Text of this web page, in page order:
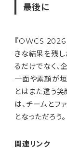
最後に
『OWCS
きな結果を残
るだけでなく、
一面や素顔が
とはまた違う
は、チームとフ
となっただろう。
関連リンク